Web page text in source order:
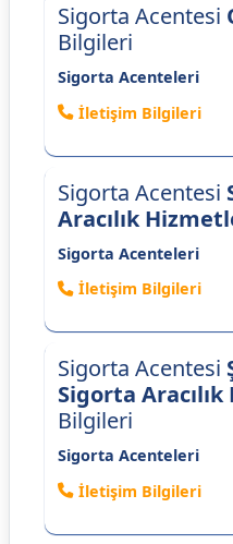
Sigorta Acentesi
Bilgileri
Sigorta Acenteleri
İletişim Bilgileri
Sigorta Acentesi
Aracılık
Sigorta Acenteleri
İletişim Bilgileri
Sigorta Acentesi
Sigorta
Bilgileri
Sigorta Acenteleri
İletişim Bilgileri